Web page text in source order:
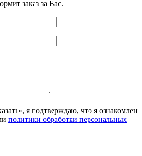
заказ за Вас.
я подтверждаю, что я ознакомлен
политики обработки персональных